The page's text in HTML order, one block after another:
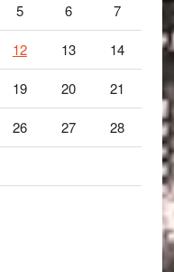
5 6 7
12 13 14
19 20 21
26 27 28